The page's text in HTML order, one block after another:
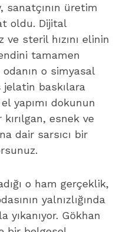
sanatçının üretim
oldu. Dijital
ve steril hızını elinin
tamamen
o simyasal
jelatin baskılara
yapımı dokunun
kırılgan, esnek ve
dair sarsıcı bir
o ham gerçeklik,
yalnızlığında
yıkanıyor. Gökhan